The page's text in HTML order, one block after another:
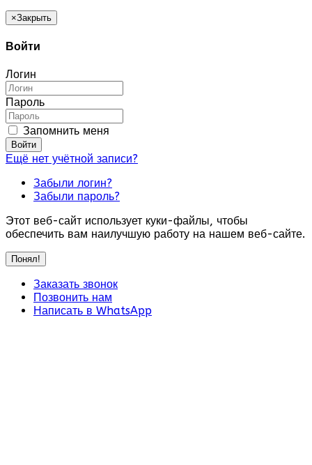
×Закрыть
Войти
Логин
Пароль
Запомнить меня
Войти
Ещё нет учётной записи?
Забыли логин?
Забыли пароль?
Этот веб-сайт использует куки-файлы, чтобы
обеспечить вам наилучшую работу на нашем веб-сайте.
Понял!
Заказать звонок
Позвонить нам
Написать в WhatsApp